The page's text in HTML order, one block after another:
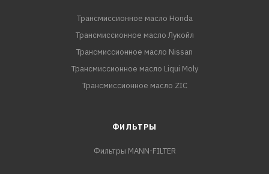
Трансмиссионное масло Honda
Трансмиссионное масло Лукойл
Трансмиссионное масло Nissan
Трансмиссионное масло Liqui Moly
Трансмиссионное масло ZIC
ФИЛЬТРЫ
Фильтры MANN-FILTER